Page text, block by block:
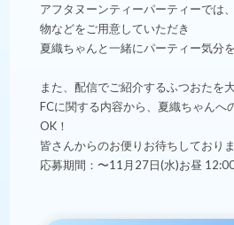
アフタヌーンティーパーティーでは
物などをご用意していただき
夏織ちゃんと一緒にパーティー気分
また、配信でご紹介するふつおたを
FCに関する内容から、夏織ちゃんへ
OK！
皆さんからのお便りお待ちしており
応募期間：〜11月27日(水)お昼